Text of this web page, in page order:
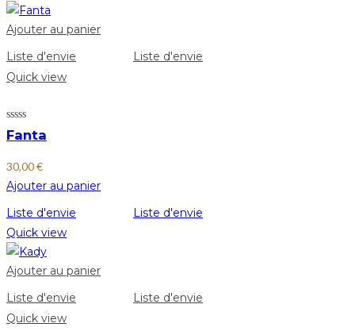
Ajouter au panier
Liste d'envie
Liste d'envie
Quick view
Fanta
30,00€
Ajouter au panier
Liste d'envie
Liste d'envie
Quick view
Ajouter au panier
Liste d'envie
Liste d'envie
Quick view